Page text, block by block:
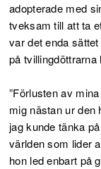
adopterade med
tveksam till att ta
var det enda
på tvillingdöttrarna
”Förlusten av
mig nästan ur den
jag kunde tänka
världen som lider
hon led enbart på